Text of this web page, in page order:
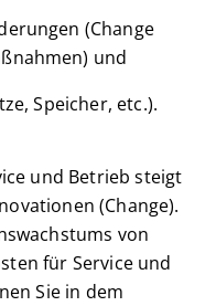
(Change
und
Speicher, etc.).
und Betrieb steigt
(Change).
von
für Service und
Sie in dem